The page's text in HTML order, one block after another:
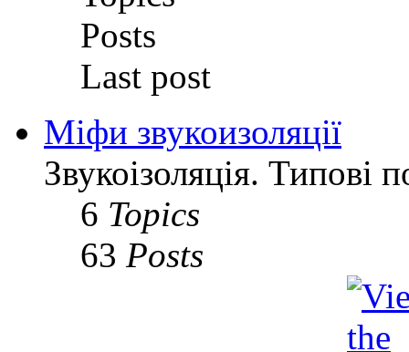
Posts
Last post
Міфи звукоизоляції
Звукоізоляція. Типові
6 Topics
63 Posts